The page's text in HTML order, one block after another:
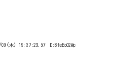
木) 19:37:23.57 ID:8feEoO2Wp